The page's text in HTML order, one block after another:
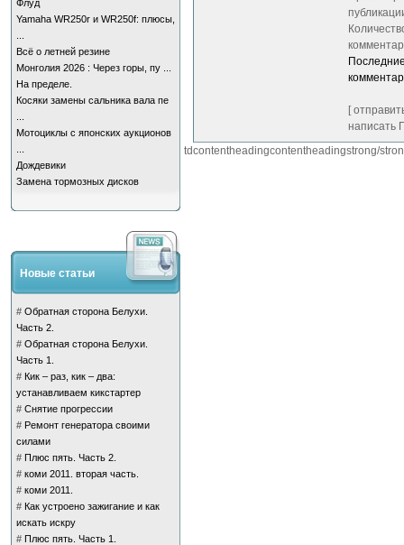
Флуд
Yamaha WR250r и WR250f: плюсы,
Всё о летней резине
Монголия 2026 : Через горы, пу ...
На пределе.
Косяки замены сальника вала пе
Мотоциклы с японских аукционов
Дождевики
Замена тормозных дисков
Новые статьи
# Обратная сторона Белухи.
Часть 2.
# Обратная сторона Белухи.
Часть 1.
# Кик – раз, кик – два:
устанавливаем кикстартер
# Снятие прогрессии
# Ремонт генератора своими
силами
# Плюс пять. Часть 2.
# коми 2011. вторая часть.
# коми 2011.
# Как устроено зажигание и как
искать искру
# Плюс пять. Часть 1.
[
написать
tdcontentheadingcontentheadingstrong/